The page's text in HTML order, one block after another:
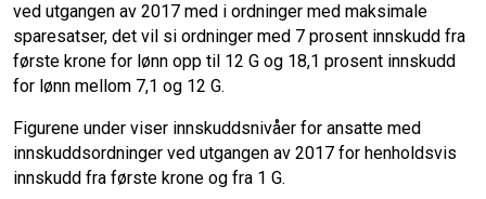
ved utgangen av 2017 med i ordninger med maksimale
sparesatser, det vil si ordninger med 7 prosent innskudd fra
første krone for lønn opp til 12 G og 18,1 prosent innskudd
for lønn mellom 7,1 og 12 G.
Figurene under viser innskuddsnivåer for ansatte med
innskuddsordninger ved utgangen av 2017 for henholdsvis
innskudd fra første krone og fra 1 G.